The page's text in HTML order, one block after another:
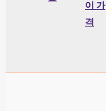
이 가
격